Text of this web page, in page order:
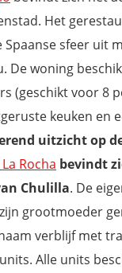
Het
Spaanse sfeer uit
De woning
(geschikt voor 8
keuken en
uitzicht op
Rocha bevindt
Chulilla. De
grootmoeder
verblijf met
Alle units